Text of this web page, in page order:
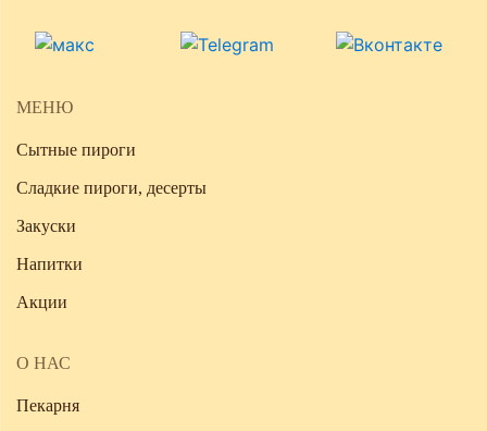
МЕНЮ
Сытные пироги
Сладкие пироги, десерты
Закуски
Напитки
Акции
О НАС
Пекарня